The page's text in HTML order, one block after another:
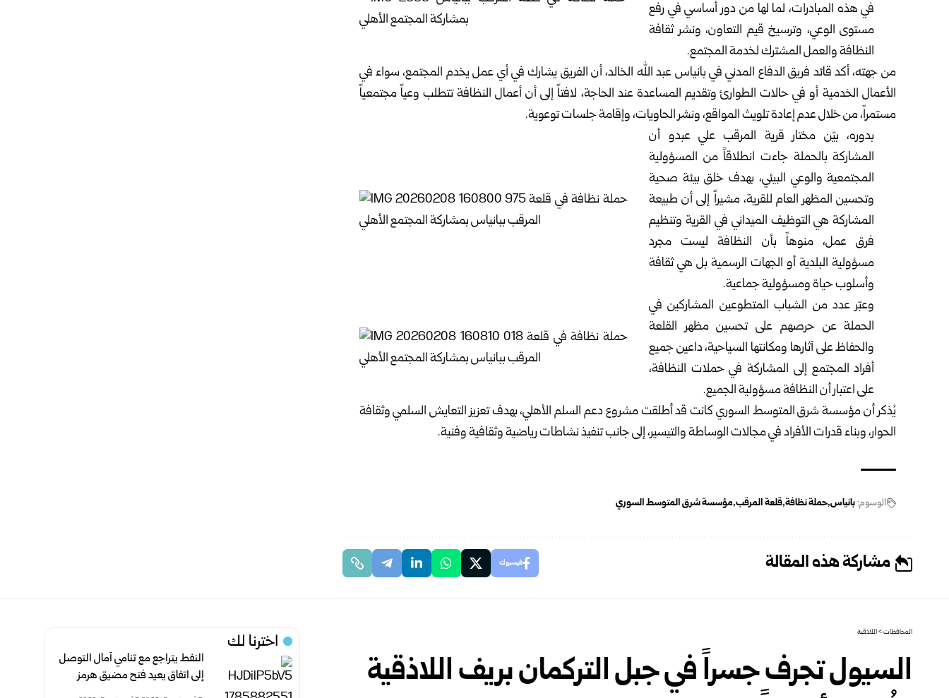
في هذه المبادرات، لما لها من دور أساسي في رفع
مستوى الوعي، وترسيخ قيم التعاون، ونشر ثقافة
النظافة والعمل المشترك لخدمة المجتمع.
من جهته، أكد قائد فريق الدفاع المدني في بانياس عبد الله الخالد، أن الفريق يشارك في أي عمل يخدم المجتمع، سواء في
الأعمال الخدمية أو في حالات الطوارئ وتقديم المساعدة عند الحاجة، لافتاً إلى أن أعمال النظافة تتطلب وعياً مجتمعياً
مستمراً، من خلال عدم إعادة تلويث المواقع، ونشر الحاويات، وإقامة جلسات توعوية.
بدوره، بيّن مختار قرية المرقب علي عبدو أن
المشاركة بالحملة جاءت انطلاقاً من المسؤولية
المجتمعية والوعي البيئي، بهدف خلق بيئة صحية
وتحسين المظهر العام للقرية، مشيراً إلى أن طبيعة
المشاركة هي التوظيف الميداني في القرية وتنظيم
فرق عمل، منوهاً بأن النظافة ليست مجرد
مسؤولية البلدية أو الجهات الرسمية بل هي ثقافة
وأسلوب حياة ومسؤولية جماعية.
وعبّر عدد من الشباب المتطوعين المشاركين في
الحملة عن حرصهم على تحسين مظهر القلعة
والحفاظ على آثارها ومكانتها السياحية، داعين جميع
أفراد المجتمع إلى المشاركة في حملات النظافة،
على اعتبار أن النظافة مسؤولية الجميع.
يُذكر أن مؤسسة شرق المتوسط السوري كانت قد أطلقت مشروع دعم السلم الأهلي، بهدف تعزيز التعايش السلمي وثقافة
الحوار، وبناء قدرات الأفراد في مجالات الوساطة والتيسير، إلى جانب تنفيذ نشاطات رياضية وثقافية وفنية.
الوسوم:بانياس حملة نظافة قلعة المرقب مؤسسة شرق المتوسط السوري
مشاركة هذه المقالة فيسبوك
المحافظات>اللاذقية
السيول تجرف جسراً في جبل التركمان بريف اللاذقية
اخترنا لك
النفط يتراجع مع تنامي آمال التوصل
إلى اتفاق يعيد فتح مضيق هرمز